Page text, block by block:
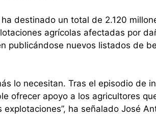
destinado un total de 2.120
agrícolas afectadas por
publicándose nuevos listados de
lo necesitan. Tras el episodio de
ofrecer apoyo a los agricultores
ha señalado José